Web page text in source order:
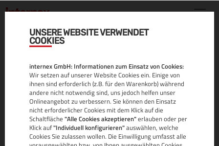
UNSERE WEBSITE VERWENDET
COOKIES
internex GmbH: Informationen zum Einsatz von Cookies:
Wir setzen auf unserer Website Cookies ein. Einige von
ihnen sind erforderlich (z.B. für den Warenkorb) während
andere nicht notwendig sind, uns jedoch helfen unser
Onlineangebot zu verbessern. Sie können den Einsatz
nicht erforderlicher Cookies mit dem Klick auf die
Schaltfläche "Alle Cookies akzeptieren"erlauben oder per
Klick auf"Individuell konfigurieren"auswählen, welche
Cookies Sie zulassen wollen. Die Einwilligung umfasst alle
IHRE
SPIELWIESE
Starten Sie Ihr Online Projekt.
Echtes Managed inklusive.